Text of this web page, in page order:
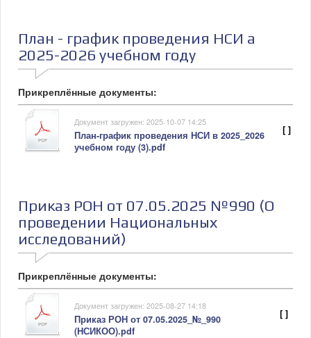
План - график проведения НСИ а
2025-2026 учебном году
Прикреплённые документы:
Документ загружен: 2025-10-07 14:25
План-график проведения НСИ в 2025_2026
учебном году (3).pdf
[ ]
Приказ РОН от 07.05.2025 №990 (О
проведении Национальных
исследований)
Прикреплённые документы:
Документ загружен: 2025-08-27 14:18
Приказ РОН от 07.05.2025_№_990
(НСИКОО).pdf
[ ]